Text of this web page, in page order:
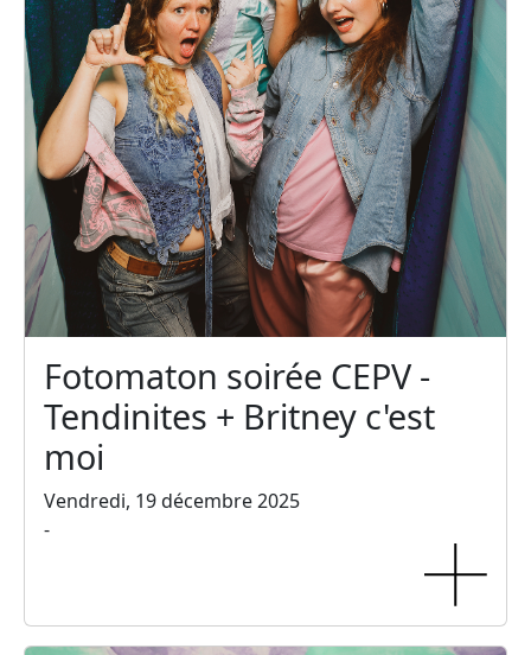
Fotomaton soirée CEPV -
Tendinites + Britney c'est
moi
Vendredi, 19 décembre 2025
-